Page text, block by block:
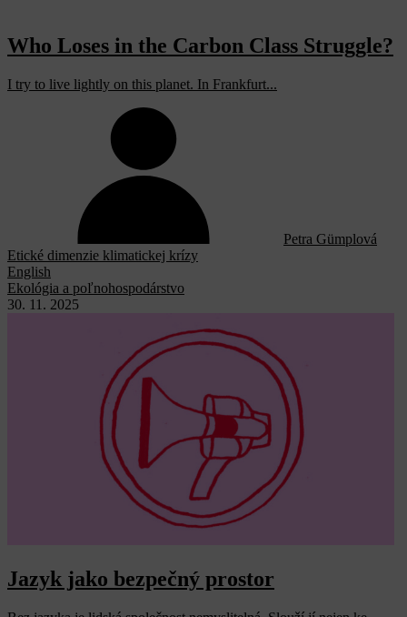
Who Loses in the Carbon Class Struggle?
I try to live lightly on this planet. In Frankfurt...
Petra Gümplová
Etické dimenzie klimatickej krízy
English
Ekológia a poľnohospodárstvo
30. 11. 2025
Jazyk jako bezpečný prostor